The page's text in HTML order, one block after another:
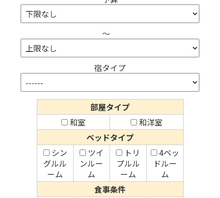
～
宿タイプ
部屋タイプ
和室
和洋室
ベッドタイプ
シン
グルル
ーム
ツイ
ンルー
ム
トリ
プルル
ーム
4ベッ
ドルー
ム
食事条件